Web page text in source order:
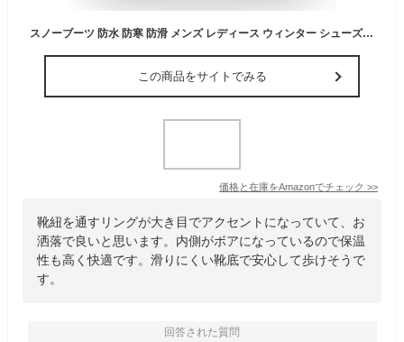
スノーブーツ 防水 防寒 防滑 メンズ レディース ウィンター シューズ スノトレ 冬靴 ビーンブーツ タイプ アウトドア カジュアル 男性 紳士 女性 婦人 兼用 保温 ボア おしゃれ あったかい キャンプ ワーク 雪道 通勤 通学 仕事 黒
この商品をサイトでみる
価格と在庫をAmazonでチェック >>
靴紐を通すリングが大き目でアクセントになっていて、お
洒落で良いと思います。内側がボアになっているので保温
性も高く快適です。滑りにくい靴底で安心して歩けそうで
す。
回答された質問